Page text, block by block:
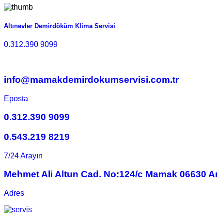
Altınevler Demirdöküm Klima Servisi
0.312.390 9099
info@mamakdemirdokumservisi.com.tr
Eposta
0.312.390 9099
0.543.219 8219
7/24 Arayın
Mehmet Ali Altun Cad. No:124/c Mamak 06630
Adres